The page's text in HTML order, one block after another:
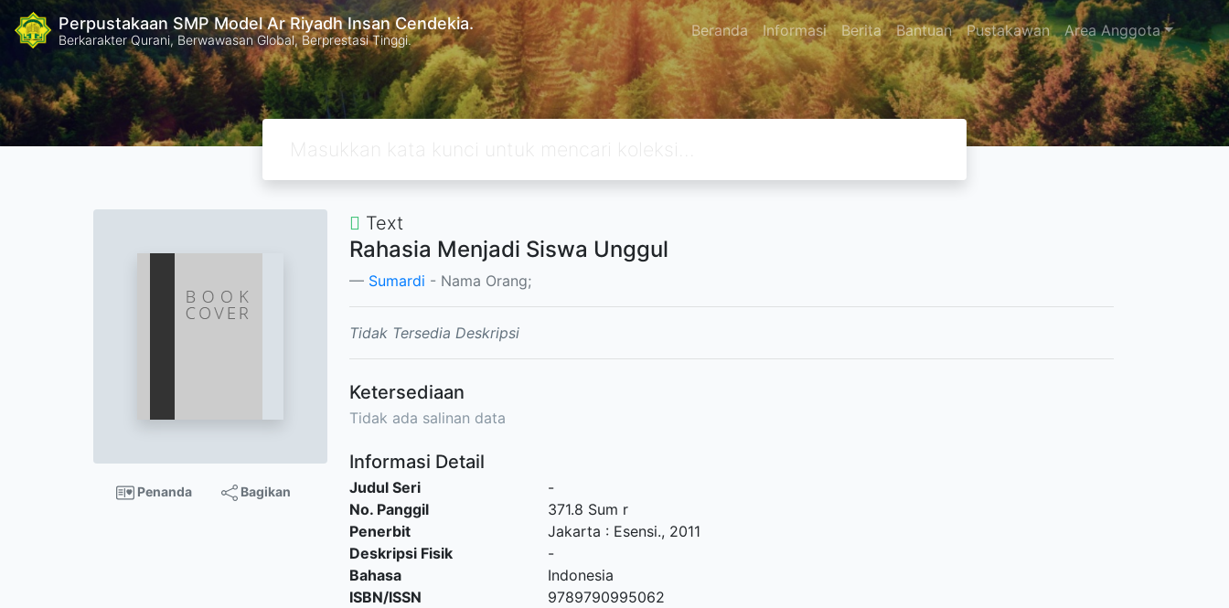
Perpustakaan SMP Model Ar Riyadh Insan Cendekia.
Berkarakter Qurani, Berwawasan Global, Berprestasi Tinggi. Beranda Informasi Berita Bantuan Pustakawan Area Anggota
Penanda Bagikan
Text
Rahasia Menjadi Siswa Unggul
Sumardi - Nama Orang;
Tidak Tersedia Deskripsi
Ketersediaan
Tidak ada salinan data
Informasi Detail
Judul Seri
-
No. Panggil
371.8 Sum r
Penerbit
Jakarta : Esensi., 2011
Deskripsi Fisik
-
Bahasa
Indonesia
ISBN/ISSN
9789790995062